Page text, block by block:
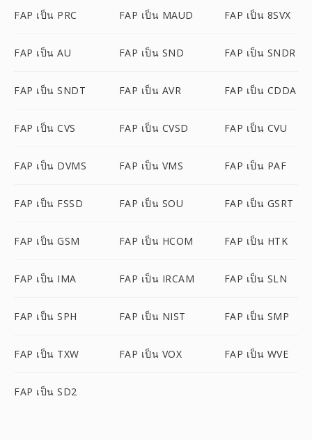
FAP เป็น PRC FAP เป็น MAUD FAP เป็น 8SVX
FAP เป็น AU FAP เป็น SND FAP เป็น SNDR
FAP เป็น SNDT FAP เป็น AVR FAP เป็น CDDA
FAP เป็น CVS FAP เป็น CVSD FAP เป็น CVU
FAP เป็น DVMS FAP เป็น VMS FAP เป็น PAF
FAP เป็น FSSD FAP เป็น SOU FAP เป็น GSRT
FAP เป็น GSM FAP เป็น HCOM FAP เป็น HTK
FAP เป็น IMA FAP เป็น IRCAM FAP เป็น SLN
FAP เป็น SPH FAP เป็น NIST FAP เป็น SMP
FAP เป็น TXW FAP เป็น VOX FAP เป็น WVE
FAP เป็น SD2